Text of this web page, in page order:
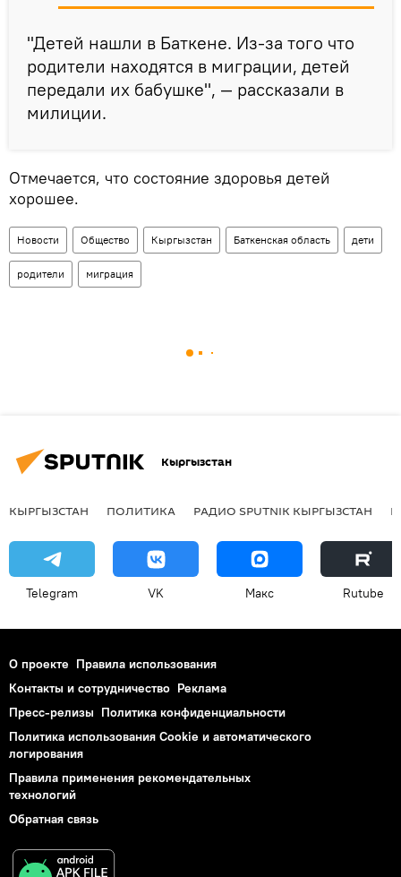
"Детей нашли в Баткене. Из-за того что
родители находятся в миграции, детей
передали их бабушке", — рассказали в
милиции.
Отмечается, что состояние здоровья детей
хорошее.
Новости Общество Кыргызстан Баткенская область дети
родители миграция
Кыргызстан
КЫРГЫЗСТАН ПОЛИТИКА РАДИО SPUTNIK КЫРГЫЗСТАН
Telegram VK Макс Rutube
О проекте Правила использования
Контакты и сотрудничество Реклама
Пресс-релизы Политика конфиденциальности
Политика использования Cookie и автоматического
логирования
Правила применения рекомендательных
технологий
Обратная связь